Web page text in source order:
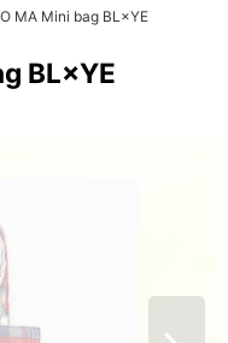
MA Mini bag BL×YE
BL×YE